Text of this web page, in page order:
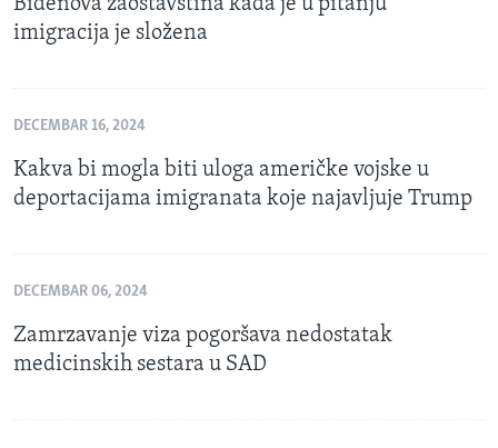
Bidenova zaostavština kada je u pitanju
imigracija je složena
DECEMBAR 16, 2024
Kakva bi mogla biti uloga američke vojske u
deportacijama imigranata koje najavljuje Trump
DECEMBAR 06, 2024
Zamrzavanje viza pogoršava nedostatak
medicinskih sestara u SAD